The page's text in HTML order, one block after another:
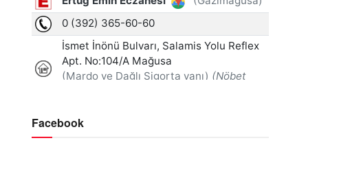
Facebook